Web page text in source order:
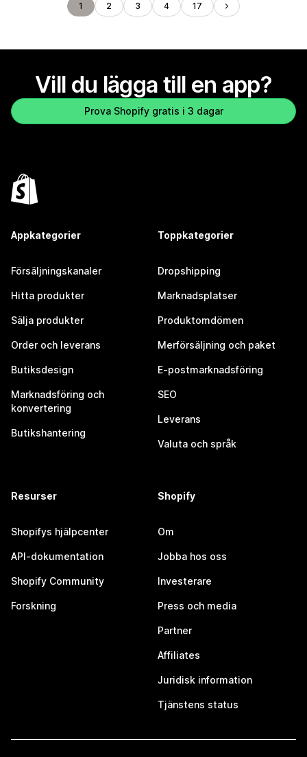
1 2 3 4 17
Vill du lägga till en app?
Prova Shopify gratis i 3 dagar
Appkategorier
Försäljningskanaler
Hitta produkter
Sälja produkter
Order och leverans
Butiksdesign
Marknadsföring och
konvertering
Butikshantering
Toppkategorier
Dropshipping
Marknadsplatser
Produktomdömen
Merförsäljning och paket
E-postmarknadsföring
SEO
Leverans
Valuta och språk
Resurser
Shopifys hjälpcenter
API-dokumentation
Shopify Community
Forskning
Shopify
Om
Jobba hos oss
Investerare
Press och media
Partner
Affiliates
Juridisk information
Tjänstens status